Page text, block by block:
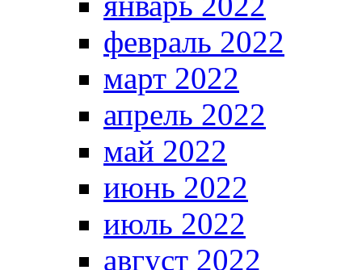
февраль 2022
март 2022
апрель 2022
май 2022
июнь 2022
июль 2022
август 2022